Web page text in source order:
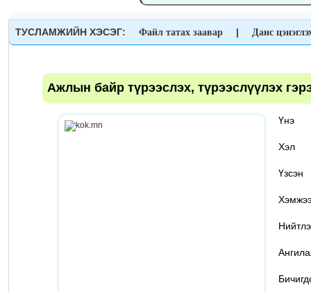
ТУСЛАМЖИЙН ХЭСЭГ: Файл татах заавар | Данс
Ажлын байр түрээслэх, түрээслүүлэх